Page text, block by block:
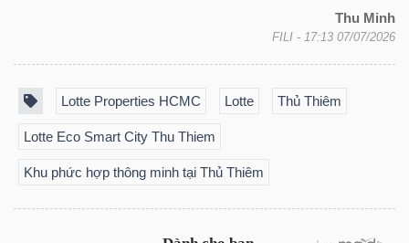
Thu Minh
FILI - 17:13 07/07/2026
Lotte Properties HCMC Lotte Thủ Thiêm
Lotte Eco Smart City Thu Thiem
Khu phức hợp thông minh tại Thủ Thiêm
(-)
VS-
SECTOR